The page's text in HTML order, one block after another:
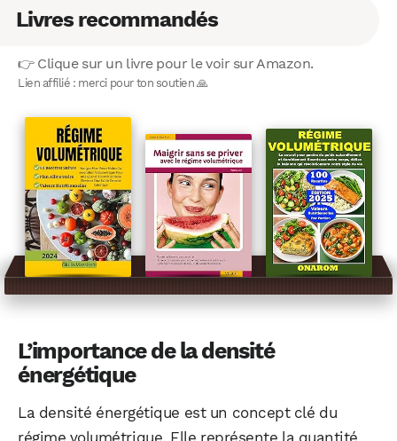
Livres recommandés
👉 Clique sur un livre pour le voir sur Amazon.
Lien affilié : merci pour ton soutien 🙏
L’importance de la densité
énergétique
La densité énergétique est un concept clé du